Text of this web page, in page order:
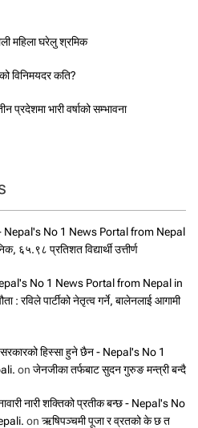
महिला घरेलु श्रमिक
विनिमयदर कति?
भारी वर्षाको सम्भावना
- Nepal's No 1 News Portal from Nepal
६५.९८ प्रतिशत विद्यार्थी उत्तीर्ण
No 1 News Portal from Nepal in
: रविले पार्टीको नेतृत्व गर्ने, बालेनलाई आगामी
सरकारको हिस्सा हुने छैन - Nepal's No 1
on जेनजीका तर्फबाट सुदन गुरुङ मन्त्री बन्दै
नारी शक्तिको प्रतीक बन्छ - Nepal's No
on ऋषिपञ्चमी पूजा र व्रतको के छ त